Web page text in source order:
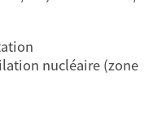
nucléaire (zone